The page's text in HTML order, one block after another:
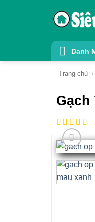
Danh
Trang chủ /
Gạch
trên 5
dựa trên
đánh giá